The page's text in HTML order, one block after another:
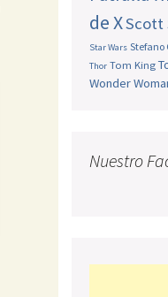
de XScott
Star Wars Stefano
Thor Tom King
Wonder
Nuestro